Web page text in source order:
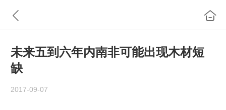
未来五到六年内南非可能出现木材短
缺
2017-09-07